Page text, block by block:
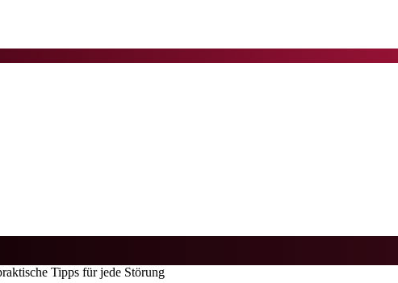
Tipps für jede Störung